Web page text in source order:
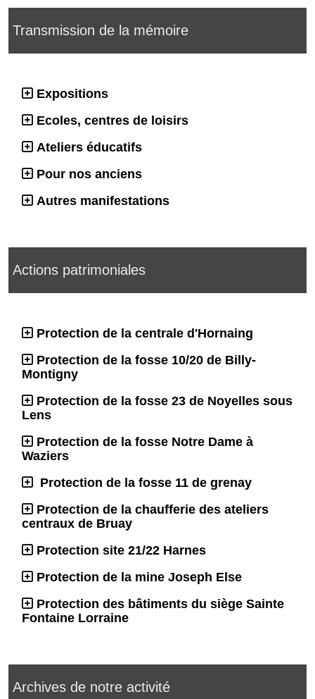
Transmission de la mémoire
Expositions
Ecoles, centres de loisirs
Ateliers éducatifs
Pour nos anciens
Autres manifestations
Actions patrimoniales
Protection de la centrale d'Hornaing
Protection de la fosse 10/20 de Billy-
Montigny
Protection de la fosse 23 de Noyelles sous
Lens
Protection de la fosse Notre Dame à
Waziers
Protection de la fosse 11 de grenay
Protection de la chaufferie des ateliers
centraux de Bruay
Protection site 21/22 Harnes
Protection de la mine Joseph Else
Protection des bâtiments du siège Sainte
Fontaine Lorraine
Archives de notre activité